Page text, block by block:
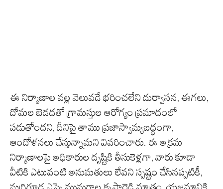
ఈ నిర్మాణాల వల్ల వెలువడే భరించలేని దుర్వాసన, ఈగలు,
దోమల బెడదతో గ్రామస్తుల ఆరోగ్యం ప్రమాదంలో
పడుతోందని, దీనిపై తాము ప్రజాస్వామ్యబద్ధంగా,
ఆందోళనలు చేస్తున్నామని వివరించారు. ఈ అక్రమ
నిర్మాణాలపై అధికారుల దృష్టికి తీసుకెళ్లగా, వారు కూడా
వీటికి ఎటువంటి అనుమతులు లేవని స్పష్టం చేసినప్పటికీ,